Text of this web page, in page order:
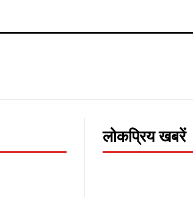
लोकप्रिय खबरें